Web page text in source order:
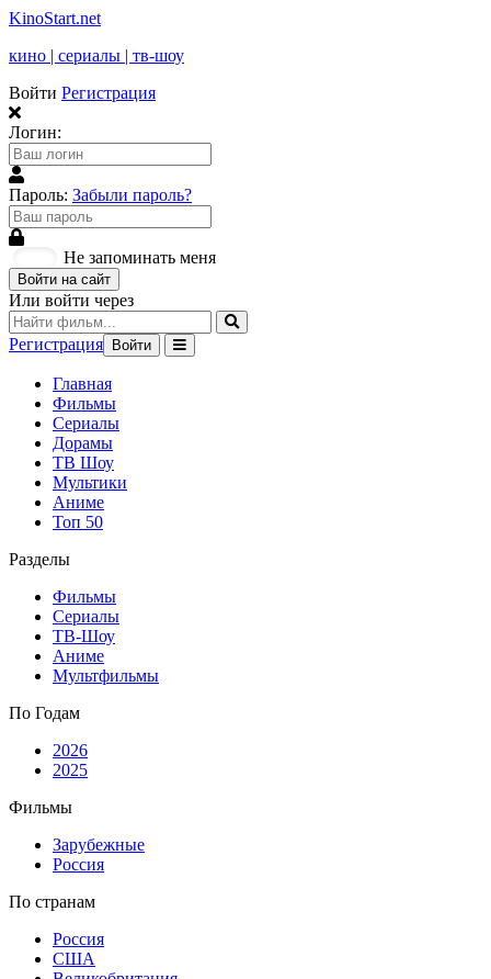
KinoStart.net
кино | сериалы | тв-шоу
Войти Регистрация
Логин:
Пароль: Забыли пароль?
Не запоминать меня
Войти на сайт
Или войти через
Регистрация Войти
Главная
Фильмы
Сериалы
Дорамы
ТВ Шоу
Мультики
Аниме
Топ 50
Разделы
Фильмы
Сериалы
ТВ-Шоу
Аниме
Мультфильмы
По Годам
2026
2025
Фильмы
Зарубежные
Россия
По странам
Россия
США